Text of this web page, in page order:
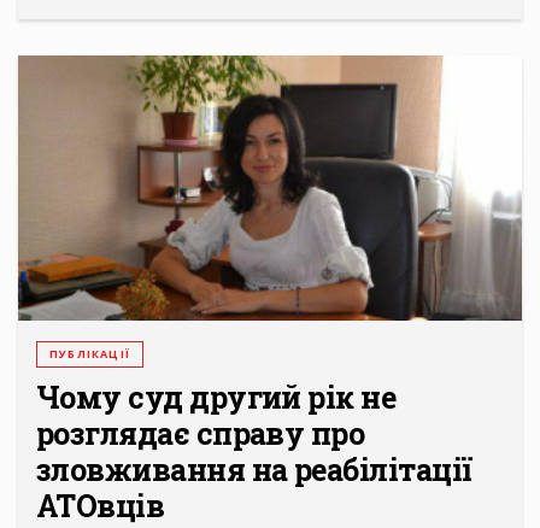
ПУБЛІКАЦІЇ
Чому суд другий рік не
розглядає справу про
зловживання на реабілітації
АТОвців